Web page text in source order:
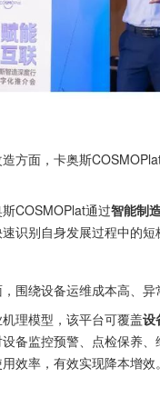
方面，卡奥斯
COSMOPlat通过智能制
识别自身发展过程中的
围绕设备运维成本高、
理模型，该平台可覆盖设
备监控预警、点检保养
效率，有效实现降本增效。